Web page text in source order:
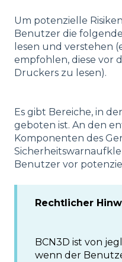
Um potenzielle
Benutzer die
lesen und verstehen
empfohlen, diese vor
Druckers zu lesen).
Es gibt Bereiche, in
geboten ist. An den
Komponenten des
Benutzer vor
Rechtlicher
BCN3D ist von
wenn der